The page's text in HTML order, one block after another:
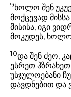
9ხოლო შენ
მოქცევად
მისისა, იგი
მოკუდეს, ხოლო
10და შენ ძეო,
ესრეთ
უსჯულოებანი
დავდნებით და